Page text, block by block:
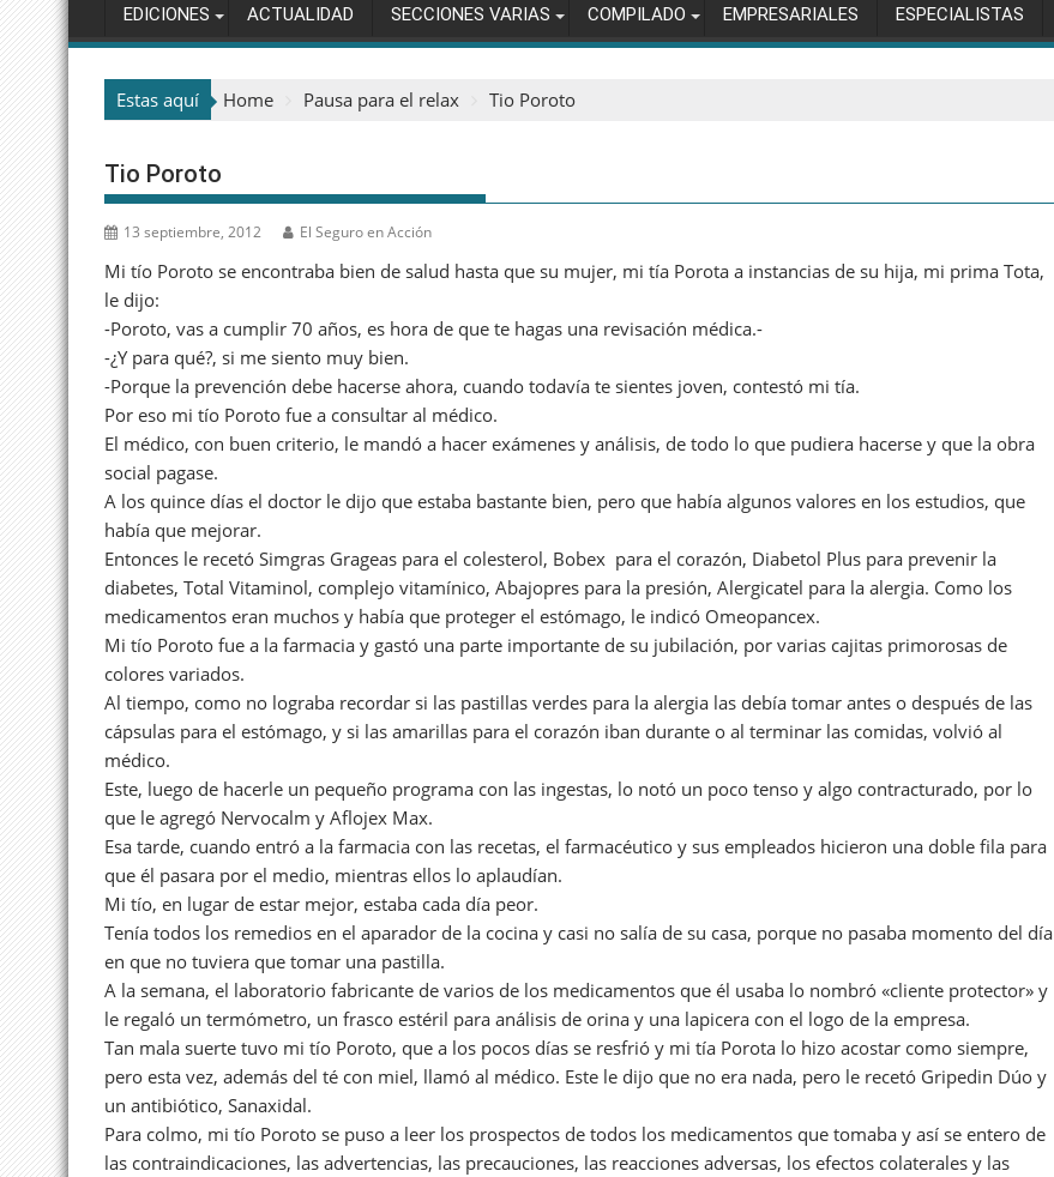
EDICIONES ACTUALIDAD SECCIONES VARIAS COMPILADO EMPRESARIALES ESPECIALISTAS
Estas aquí Home Pausa para el relax Tio Poroto
Tio Poroto
13 septiembre, 2012 El Seguro en Acción
Mi tío Poroto se encontraba bien de salud hasta que su mujer, mi tía Porota a instancias de su hija, mi prima Tota,
le dijo:
-Poroto, vas a cumplir 70 años, es hora de que te hagas una revisación médica.-
-¿Y para qué?, si me siento muy bien.
-Porque la prevención debe hacerse ahora, cuando todavía te sientes joven, contestó mi tía.
Por eso mi tío Poroto fue a consultar al médico.
El médico, con buen criterio, le mandó a hacer exámenes y análisis, de todo lo que pudiera hacerse y que la obra
social pagase.
A los quince días el doctor le dijo que estaba bastante bien, pero que había algunos valores en los estudios, que
había que mejorar.
Entonces le recetó Simgras Grageas para el colesterol, Bobex para el corazón, Diabetol Plus para prevenir la
diabetes, Total Vitaminol, complejo vitamínico, Abajopres para la presión, Alergicatel para la alergia. Como los
medicamentos eran muchos y había que proteger el estómago, le indicó Omeopancex.
Mi tío Poroto fue a la farmacia y gastó una parte importante de su jubilación, por varias cajitas primorosas de
colores variados.
Al tiempo, como no lograba recordar si las pastillas verdes para la alergia las debía tomar antes o después de las
cápsulas para el estómago, y si las amarillas para el corazón iban durante o al terminar las comidas, volvió al
médico.
Este, luego de hacerle un pequeño programa con las ingestas, lo notó un poco tenso y algo contracturado, por lo
que le agregó Nervocalm y Aflojex Max.
Esa tarde, cuando entró a la farmacia con las recetas, el farmacéutico y sus empleados hicieron una doble fila para
que él pasara por el medio, mientras ellos lo aplaudían.
Mi tío, en lugar de estar mejor, estaba cada día peor.
Tenía todos los remedios en el aparador de la cocina y casi no salía de su casa, porque no pasaba momento del día
en que no tuviera que tomar una pastilla.
A la semana, el laboratorio fabricante de varios de los medicamentos que él usaba lo nombró «cliente protector» y
le regaló un termómetro, un frasco estéril para análisis de orina y una lapicera con el logo de la empresa.
Tan mala suerte tuvo mi tío Poroto, que a los pocos días se resfrió y mi tía Porota lo hizo acostar como siempre,
pero esta vez, además del té con miel, llamó al médico. Este le dijo que no era nada, pero le recetó Gripedin Dúo y
un antibiótico, Sanaxidal.
Para colmo, mi tío Poroto se puso a leer los prospectos de todos los medicamentos que tomaba y así se entero de
las contraindicaciones, las advertencias, las precauciones, las reacciones adversas, los efectos colaterales y las